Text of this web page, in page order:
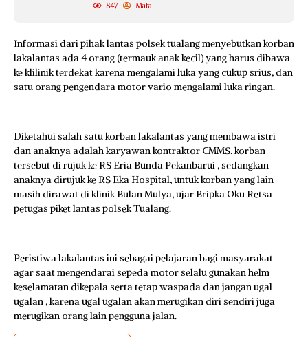
847 Mata
Informasi dari pihak lantas polsek tualang menyebutkan korban
lakalantas ada 4 orang (termauk anak kecil) yang harus dibawa
ke klilinik terdekat karena mengalami luka yang cukup srius, dan
satu orang pengendara motor vario mengalami luka ringan.
Diketahui salah satu korban lakalantas yang membawa istri
dan anaknya adalah karyawan kontraktor CMMS, korban
tersebut di rujuk ke RS Eria Bunda Pekanbarui , sedangkan
anaknya dirujuk ke RS Eka Hospital, untuk korban yang lain
masih dirawat di klinik Bulan Mulya, ujar Bripka Oku Retsa
petugas piket lantas polsek Tualang.
Peristiwa lakalantas ini sebagai pelajaran bagi masyarakat
agar saat mengendarai sepeda motor selalu gunakan helm
keselamatan dikepala serta tetap waspada dan jangan ugal
ugalan , karena ugal ugalan akan merugikan diri sendiri juga
merugikan orang lain pengguna jalan.